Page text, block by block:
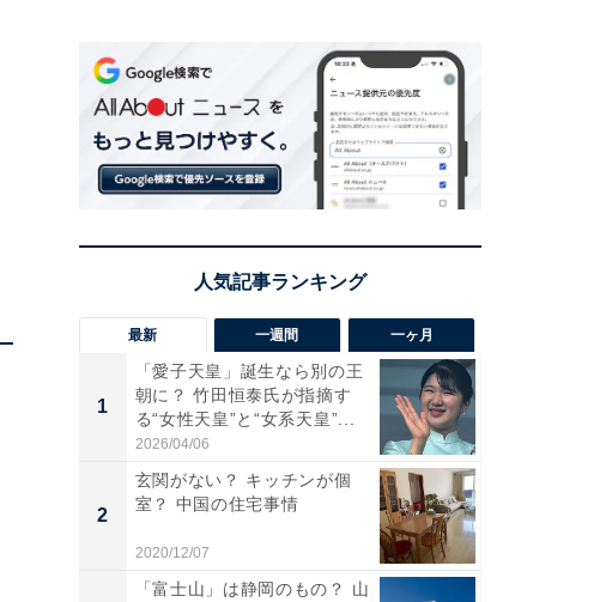
最新 一週間 一ヶ月
1
「愛子天皇」誕生なら別の王
朝に？ 竹田恒泰氏が指摘す
る“女性天皇”と“女系天皇”...
2026/04/06
2
玄関がない？ キッチンが個
室？ 中国の住宅事情
2020/12/07
「富士山」は静岡のもの？ 山